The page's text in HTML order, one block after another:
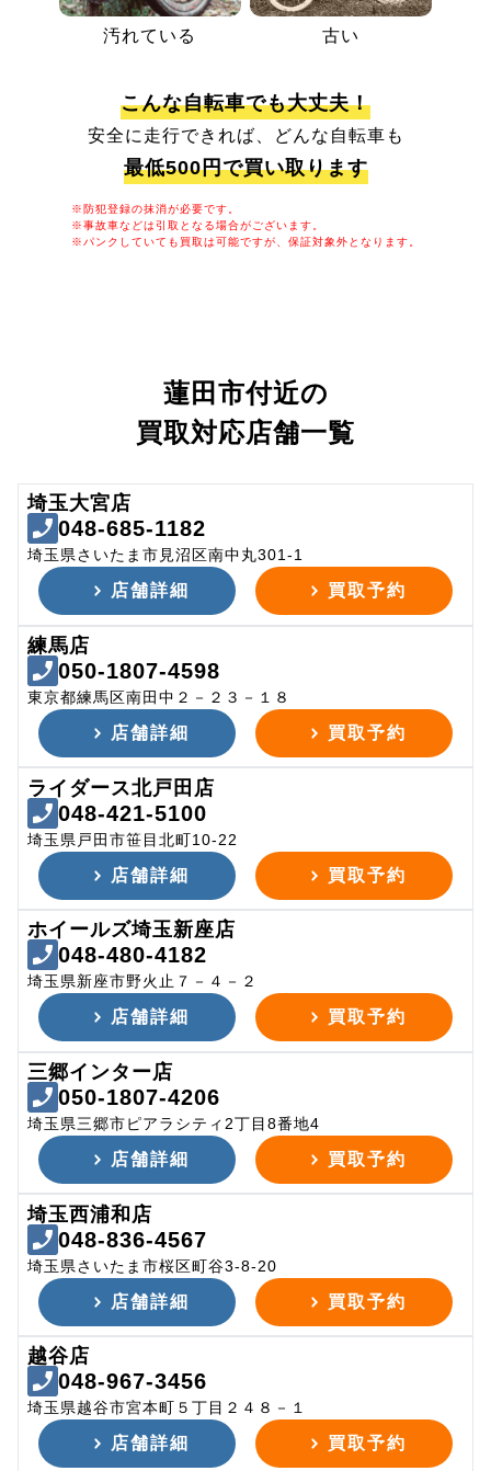
汚れている 古い
こんな自転車でも大丈夫！
安全に走行できれば、どんな自転車も
最低500円で買い取ります
※防犯登録の抹消が必要です。
※事故車などは引取となる場合がございます。
※パンクしていても買取は可能ですが、保証対象外となります。
蓮田市付近の
買取対応店舗一覧
埼玉大宮店
048-685-1182
埼玉県さいたま市見沼区南中丸301-1
店舗詳細 買取予約
練馬店
050-1807-4598
東京都練馬区南田中２－２３－１８
店舗詳細 買取予約
ライダース北戸田店
048-421-5100
埼玉県戸田市笹目北町10-22
店舗詳細 買取予約
ホイールズ埼玉新座店
048-480-4182
埼玉県新座市野火止７－４－２
店舗詳細 買取予約
三郷インター店
050-1807-4206
埼玉県三郷市ピアラシティ2丁目8番地4
店舗詳細 買取予約
埼玉西浦和店
048-836-4567
埼玉県さいたま市桜区町谷3-8-20
店舗詳細 買取予約
越谷店
048-967-3456
埼玉県越谷市宮本町５丁目２４８－１
店舗詳細 買取予約